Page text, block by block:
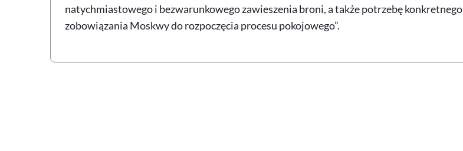
natychmiastowego i bezwarunkowego zawieszenia broni, a także potrzebę konkretnego
zobowiązania Moskwy do rozpoczęcia procesu pokojowego”.